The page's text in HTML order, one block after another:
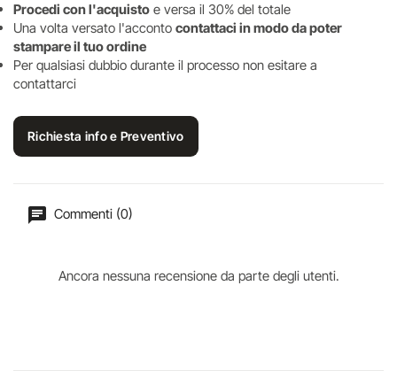
Procedi con l'acquisto e versa il 30% del totale
Una volta versato l'acconto contattaci in modo da poter
stampare il tuo ordine
Per qualsiasi dubbio durante il processo non esitare a
contattarci
Richiesta info e Preventivo
Commenti (0)
Ancora nessuna recensione da parte degli utenti.